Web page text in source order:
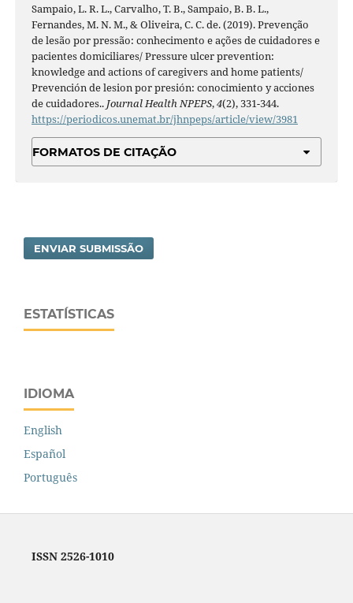
Sampaio, L. R. L., Carvalho, T. B., Sampaio, B. B. L.,
Fernandes, M. N. M., & Oliveira, C. C. de. (2019). Prevenção
de lesão por pressão: conhecimento e ações de cuidadores e
pacientes domiciliares/ Pressure ulcer prevention:
knowledge and actions of caregivers and home patients/
Prevención de lesion por presión: conocimiento y acciones
de cuidadores.. Journal Health NPEPS,4(2), 331-344.
https://periodicos.unemat.br/jhnpeps/article/view/3981
FORMATOS DE CITAÇÃO
ENVIAR SUBMISSÃO
ESTATÍSTICAS
IDIOMA
English
Español
Português
ISSN 2526-1010